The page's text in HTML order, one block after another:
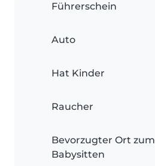
Führerschein
Auto
Hat Kinder
Raucher
Bevorzugter Ort zum
Babysitten